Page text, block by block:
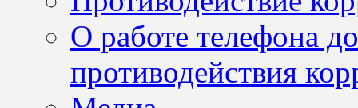
О работе телефона
противодействия